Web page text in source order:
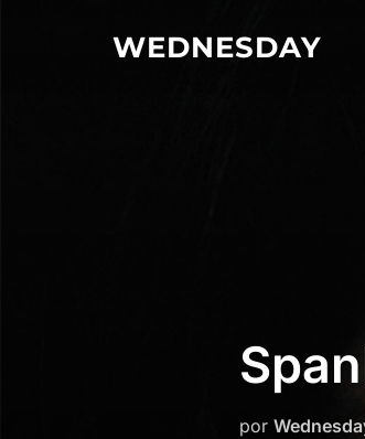
WEDNESDAY
por